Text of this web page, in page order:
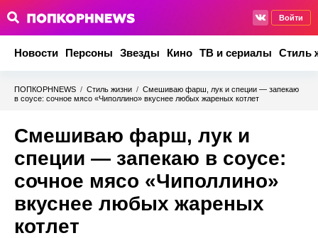
Войти
Новости Персоны Звезды Кино ТВ и сериалы Стиль
ПОПКОРНNEWS / Стиль жизни / Смешиваю фарш, лук и специи — запекаю
в соусе: сочное мясо «Чиполлино» вкуснее любых жареных котлет
Смешиваю фарш, лук и
специи — запекаю в соусе:
сочное мясо «Чиполлино»
вкуснее любых жареных
котлет